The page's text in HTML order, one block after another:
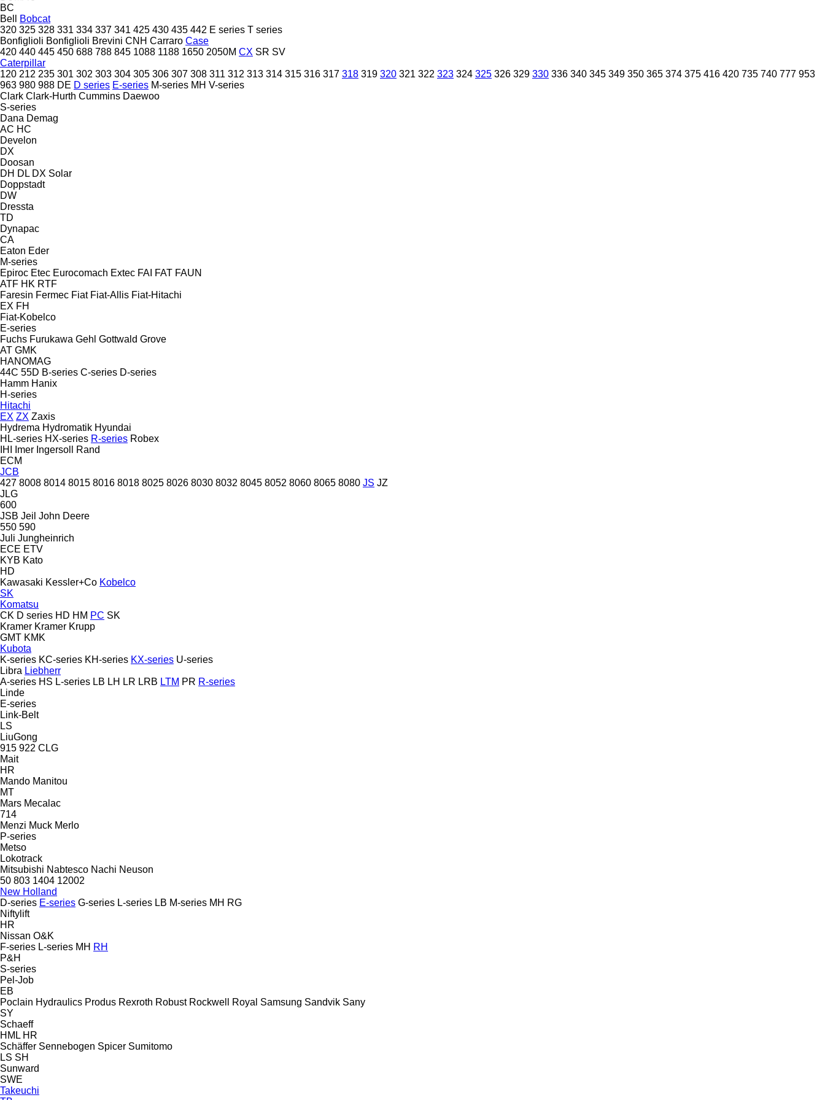
BC
Bell
Bobcat
320 325 328 331 334 337 341 425 430 435 442 E series T series
Bonfiglioli Bonfiglioli Brevini CNH Carraro Case
420 440 445 450 688 788 845 1088 1188 1650 2050M CX SR SV
Caterpillar
120 212 235 301 302 303 304 305 306 307 308 311 312 313 314 315 316 317 318 319 320 321 322 323 324 325 326 329 330 336 340 345 349 350 365 374 375 416 420 735 740 777 953
963 980 988 DE D series E-series M-series MH V-series
Clark Clark-Hurth Cummins Daewoo
S-series
Dana Demag
AC HC
Develon
DX
Doosan
DH DL DX Solar
Doppstadt
DW
Dressta
TD
Dynapac
CA
Eaton Eder
M-series
Epiroc Etec Eurocomach Extec FAI FAT FAUN
ATF HK RTF
Faresin Fermec Fiat Fiat-Allis Fiat-Hitachi
EX FH
Fiat-Kobelco
E-series
Fuchs Furukawa Gehl Gottwald Grove
AT GMK
HANOMAG
44C 55D B-series C-series D-series
Hamm Hanix
H-series
Hitachi
EX ZX Zaxis
Hydrema Hydromatik Hyundai
HL-series HX-series R-series Robex
IHI
Imer Ingersoll Rand
ECM
JCB
427 8008 8014 8015 8016 8018 8025 8026 8030 8032 8045 8052 8060 8065 8080 JS JZ
JLG
600
JSB Jeil John Deere
550 590
Juli Jungheinrich
ECE ETV
KYB Kato
HD
Kawasaki Kessler+Co Kobelco
SK
Komatsu
CK D series HD HM PC SK
Kramer Kramer Krupp
GMT KMK
Kubota
K-series KC-series KH-series KX-series U-series
Libra Liebherr
A-series HS L-series LB LH LR LRB LTM PR R-series
Linde
E-series
Link-Belt
LS
LiuGong
915 922 CLG
Mait
HR
Mando Manitou
MT
Mars Mecalac
714
Menzi Muck Merlo
P-series
Metso
Lokotrack
Mitsubishi Nabtesco Nachi Neuson
50 803 1404 12002
New Holland
D-series E-series G-series L-series LB M-series MH RG
Niftylift
HR
Nissan O&K
F-series L-series MH RH
P&H
S-series
Pel-Job
EB
Poclain Hydraulics Produs Rexroth Robust Rockwell Royal Samsung Sandvik Sany
SY
Schaeff
HML HR
Schäffer Sennebogen Spicer Sumitomo
LS SH
Sunward
SWE
Takeuchi